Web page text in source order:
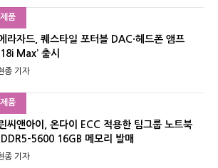
품
라자드, 퀘스타일 포터블 DAC·헤드폰 앰프
Max’ 출시
종 기자
품
씨앤아이, 온다이 ECC 적용한 팀그룹 노트북
5600 16GB 메모리 발매
종 기자